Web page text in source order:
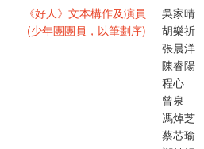
《好人》文本構作及演員
(少年團團員，以筆劃序)
吳家晴
胡樂祈
張晨洋
陳睿陽
程心
曾泉
馮焯芝
蔡芯瑜